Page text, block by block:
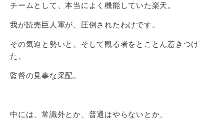
チームとして、本当によく機能していた楽天。
我が読売巨人軍が、圧倒されたわけです。
その気迫と勢いと、そして観る者をとことん惹きつけ
た、
監督の見事な采配。
中には、常識外とか、普通はやらないとか、